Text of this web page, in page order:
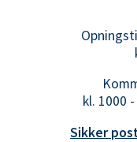
kl. 1000
Sikker